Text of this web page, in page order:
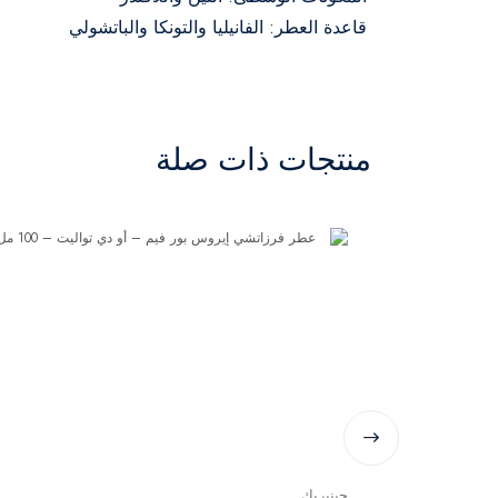
قاعدة العطر: الفانيليا والتونكا والباتشولي
منتجات ذات صلة